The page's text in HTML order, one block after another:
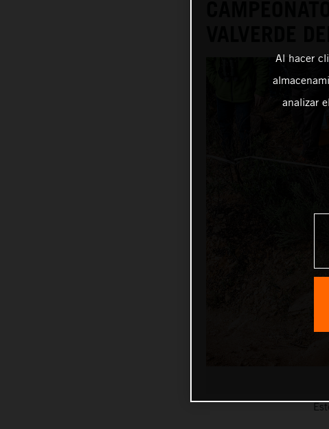
Al hacer
analizar